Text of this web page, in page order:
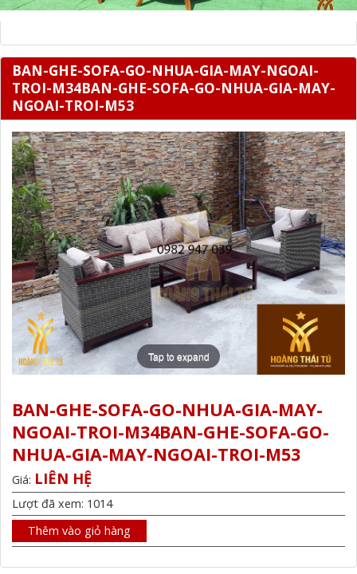
BAN-GHE-SOFA-GO-NHUA-GIA-MAY-NGOAI-
TROI-M34BAN-GHE-SOFA-GO-NHUA-GIA-MAY-
NGOAI-TROI-M53
Tap to expand
BAN-GHE-SOFA-GO-NHUA-GIA-MAY-
NGOAI-TROI-M34BAN-GHE-SOFA-GO-
NHUA-GIA-MAY-NGOAI-TROI-M53
Giá: LIÊN HỆ
Lượt đã xem: 1014
Thêm vào giỏ hàng